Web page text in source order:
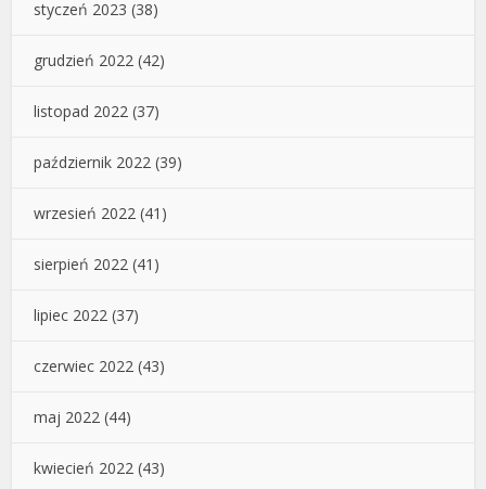
styczeń 2023 (38)
grudzień 2022 (42)
listopad 2022 (37)
październik 2022 (39)
wrzesień 2022 (41)
sierpień 2022 (41)
lipiec 2022 (37)
czerwiec 2022 (43)
maj 2022 (44)
kwiecień 2022 (43)